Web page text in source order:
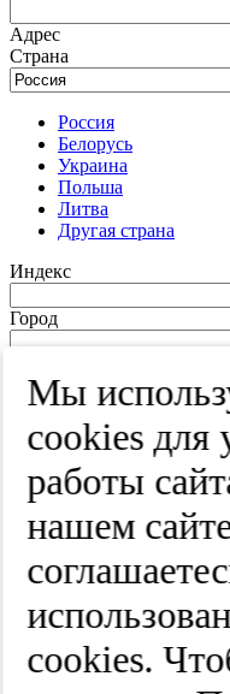
Адрес
Страна
Россия
Белорусь
Украина
Польша
Литва
Другая страна
Индекс
Город
Улица
Квартира
Мы
cооkies для
работы
нашем
cооkies.